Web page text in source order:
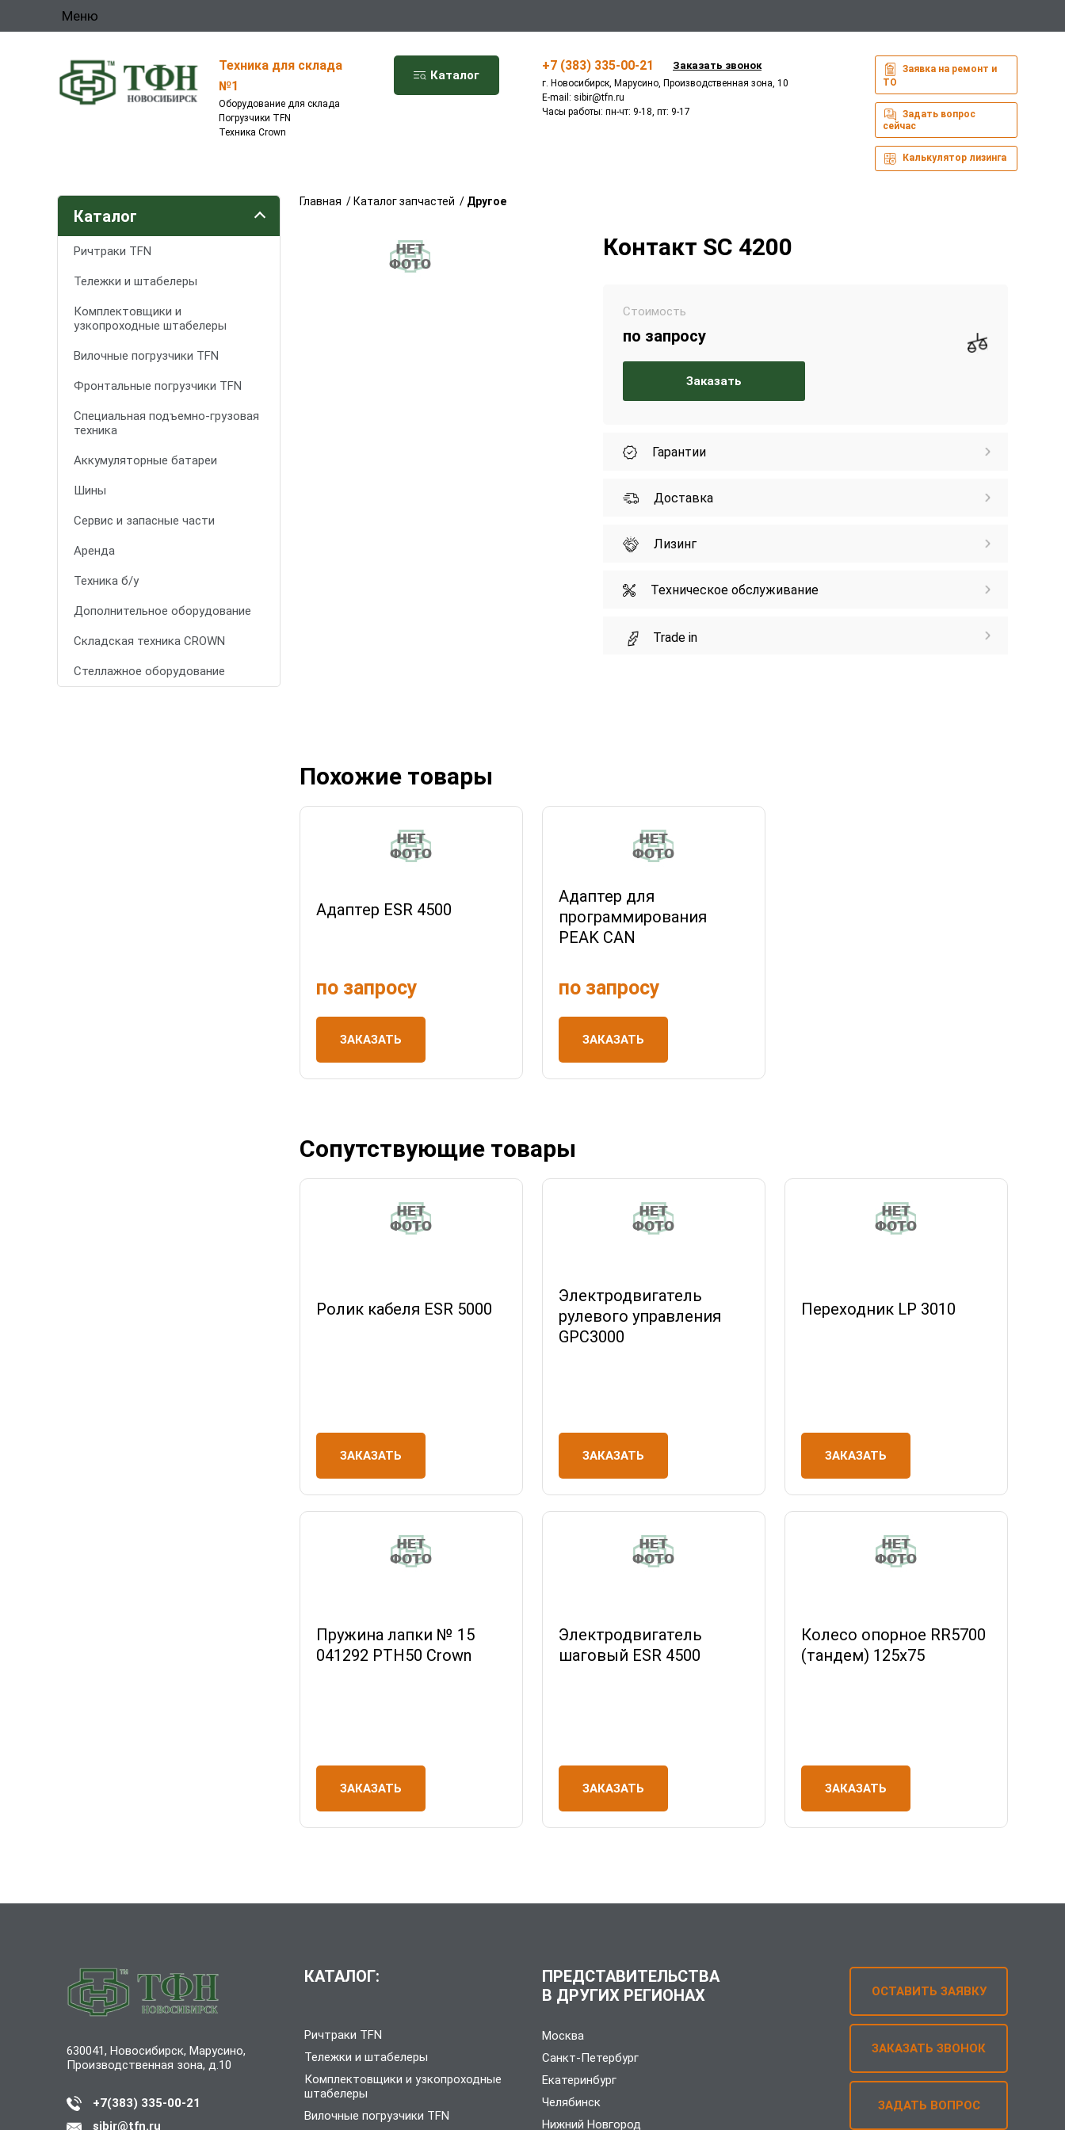
Меню
Техника для склада
№1
Оборудование для склада
Погрузчики TFN
Техника Crown
Каталог
+7 (383) 335-00-21 Заказать звонок
г. Новосибирск, Марусино, Производственная зона, 10
E-mail: sibir@tfn.ru
Часы работы: пн-чт: 9-18, пт: 9-17
Заявка на ремонт и
ТО
Задать вопрос
сейчас
Калькулятор лизинга
Каталог
Ричтраки TFN
Тележки и штабелеры
Комплектовщики и
узкопроходные штабелеры
Вилочные погрузчики TFN
Фронтальные погрузчики TFN
Специальная подъемно-грузовая
техника
Аккумуляторные батареи
Шины
Сервис и запасные части
Аренда
Техника б/у
Дополнительное оборудование
Складская техника CROWN
Стеллажное оборудование
Главная / Каталог запчастей / Другое
Контакт SC 4200
Стоимость
по запросу
Заказать
Гарантии
Доставка
Лизинг
Техническое обслуживание
Trade in
Похожие товары
Адаптер ESR 4500
по запросу
ЗАКАЗАТЬ
Адаптер для
программирования
PEAK CAN
по запросу
ЗАКАЗАТЬ
Сопутствующие товары
Ролик кабеля ESR 5000
ЗАКАЗАТЬ
Электродвигатель
рулевого управления
GPC3000
ЗАКАЗАТЬ
Переходник LP 3010
ЗАКАЗАТЬ
Пружина лапки № 15
041292 РТН50 Crown
ЗАКАЗАТЬ
Электродвигатель
шаговый ESR 4500
ЗАКАЗАТЬ
Колесо опорное RR5700
(тандем) 125х75
ЗАКАЗАТЬ
630041, Новосибирск, Марусино,
Производственная зона, д.10
+7(383) 335-00-21
sibir@tfn.ru
КАТАЛОГ:
Ричтраки TFN
Тележки и штабелеры
Комплектовщики и узкопроходные
штабелеры
Вилочные погрузчики TFN
ПРЕДСТАВИТЕЛЬСТВА
В ДРУГИХ РЕГИОНАХ
Москва
Санкт-Петербург
Екатеринбург
Челябинск
Нижний Новгород
ОСТАВИТЬ ЗАЯВКУ
ЗАКАЗАТЬ ЗВОНОК
ЗАДАТЬ ВОПРОС